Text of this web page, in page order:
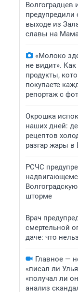
Волгоградцев
предупредили
выходе из
славы на
«Молоко
не видит».
продукты,
покупаете
репортаж с
Окрошка
наших дней:
рецептов
разгар жары в
РСЧС
шторме
Врач
смертельной
даче: что
Главное —
«писал ли
«получал ли
анализ